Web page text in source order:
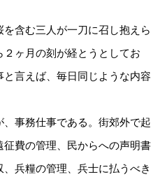
含む三人が一刀に召し抱えら
ヶ月の刻が経とうとしてお
と言えば、毎日同じような内容
事務仕事である。街郊外で起
費の管理、民からへの声明書
兵糧の管理、兵士に払うべき